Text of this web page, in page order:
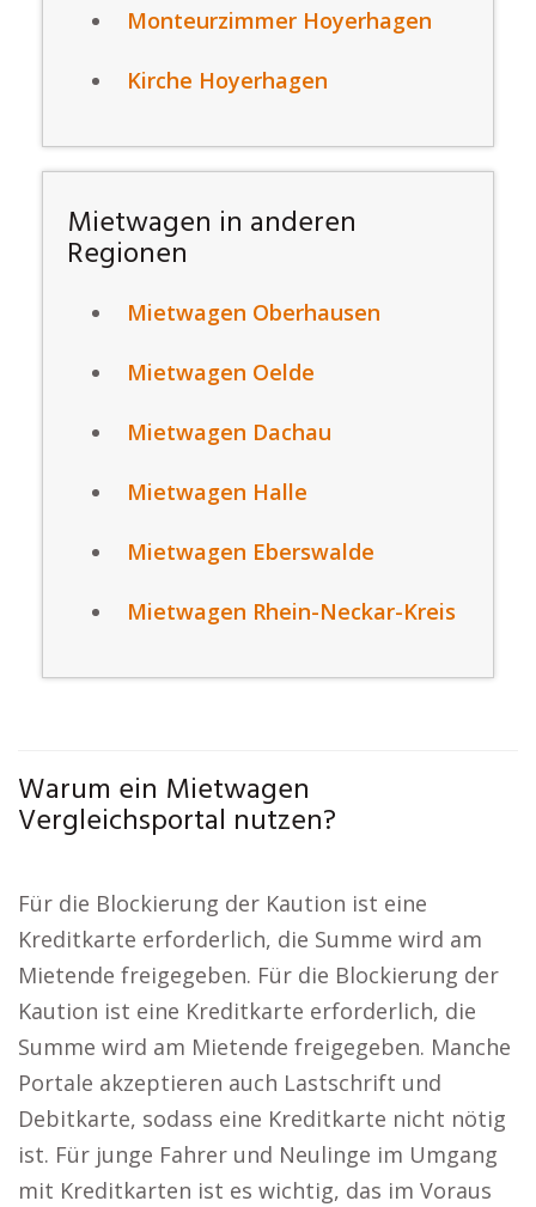
Monteurzimmer Hoyerhagen
Kirche Hoyerhagen
Mietwagen in anderen
Regionen
Mietwagen Oberhausen
Mietwagen Oelde
Mietwagen Dachau
Mietwagen Halle
Mietwagen Eberswalde
Mietwagen Rhein-Neckar-Kreis
Warum ein Mietwagen
Vergleichsportal nutzen?
Für die Blockierung der Kaution ist eine
Kreditkarte erforderlich, die Summe wird am
Mietende freigegeben. Für die Blockierung der
Kaution ist eine Kreditkarte erforderlich, die
Summe wird am Mietende freigegeben. Manche
Portale akzeptieren auch Lastschrift und
Debitkarte, sodass eine Kreditkarte nicht nötig
ist. Für junge Fahrer und Neulinge im Umgang
mit Kreditkarten ist es wichtig, das im Voraus